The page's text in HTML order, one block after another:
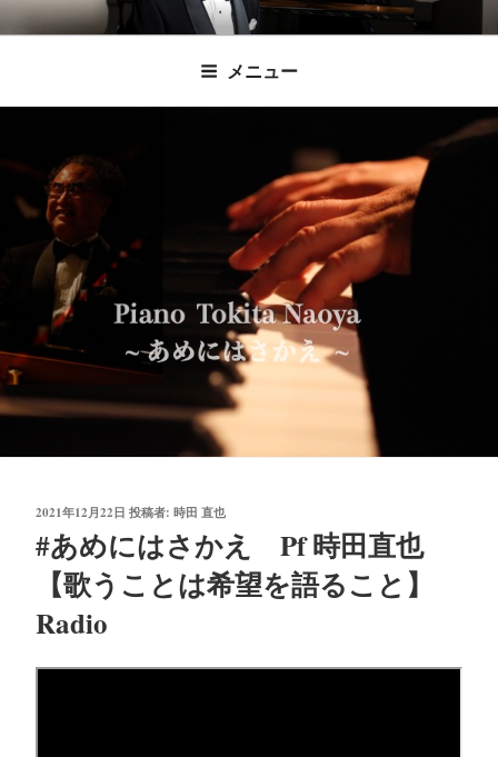
コ
ン
へ
ス
時田直也 声楽
家/BARITONE
歌うことは希望を語ること、生きることは喜
びも悲しみもわかちあうことかけがえのない
あなたに「いのちの歌」をお届けします。
メニュー
投
稿
日:
2021年12月22日 投稿者: 時田 直也
#あめにはさかえ Pf 時田直也
【歌うことは希望を語ること】
Radio